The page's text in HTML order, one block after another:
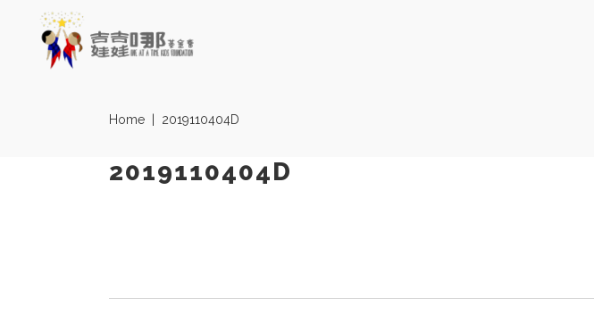
Home 2019110404D
2019110404D